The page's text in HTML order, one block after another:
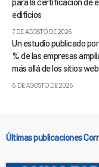
edificios
7 DE AGOSTO DE 2026
Un estudio publicado
% de las empresas
más allá de los sitios web
6 DE AGOSTO DE 2026
Últimas publicaciones